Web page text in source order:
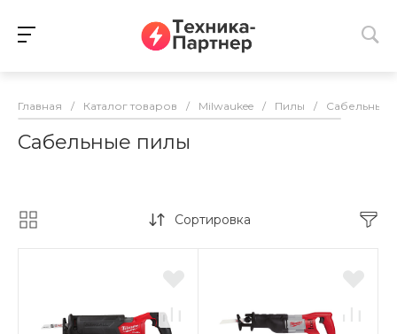
Главная / Каталог товаров / Milwaukee / Пилы / Сабельные
Сабельные пилы
Сортировка